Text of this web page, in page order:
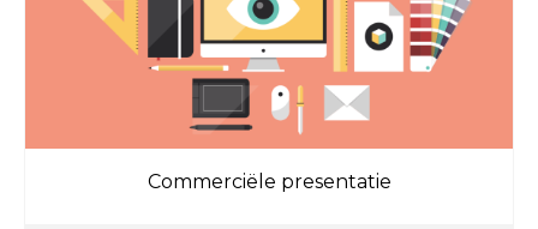
Commerciële presentatie